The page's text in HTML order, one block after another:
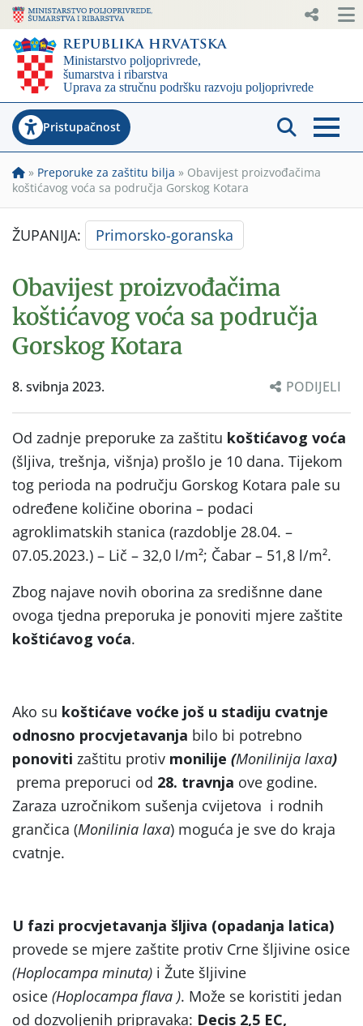
Pristupačnost
» Preporuke za zaštitu bilja » Obavijest proizvođačima
koštićavog voća sa područja Gorskog Kotara
ŽUPANIJA: Primorsko-goranska
Obavijest proizvođačima
koštićavog voća sa područja
Gorskog Kotara
8. svibnja 2023. PODIJELI
Od zadnje preporuke za zaštitu koštićavog voća
(šljiva, trešnja, višnja) prošlo je 10 dana. Tijekom
tog perioda na području Gorskog Kotara pale su
određene količine oborina – podaci
agroklimatskih stanica (razdoblje 28.04. –
07.05.2023.) – Lič – 32,0 l/m²; Čabar – 51,8 l/m².
Zbog najave novih oborina za središnne dane
ovoga tjedna preporuka je ponoviti mjere zaštite
koštićavog voća.
Ako su koštićave voćke još u stadiju cvatnje
odnosno procvjetavanja bilo bi potrebno
ponoviti zaštitu protiv monilije (Monilinija laxa)
prema preporuci od 28. travnja ove godine.
Zaraza uzročnikom sušenja cvijetova i rodnih
grančica (Monilinia laxa) moguća je sve do kraja
cvatnje.
U fazi procvjetavanja šljiva (opadanja latica)
provede se mjere zaštite protiv Crne šljivine osice
(Hoplocampa minuta) i Žute šljivine
osice (Hoplocampa flava ). Može se koristiti jedan
od dozvoljenih pripravaka: Decis 2,5 EC,